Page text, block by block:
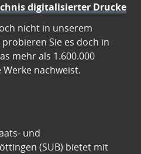
digitalisierter Drucke
nicht in unserem
Sie es doch in
mehr als 1.600.000
nachweist.
und
(SUB) bietet mit